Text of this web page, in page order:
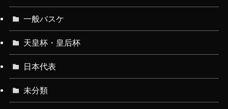
一般バスケ
天皇杯・皇后杯
日本代表
未分類